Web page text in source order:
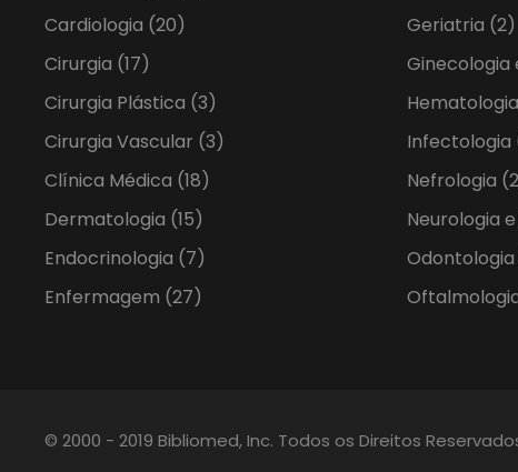
Cardiologia (20)
Cirurgia (17)
Cirurgia Plástica (3)
Cirurgia Vascular (3)
Clínica Médica (18)
Dermatologia (15)
Endocrinologia (7)
Enfermagem (27)
Geriatria (2)
Hematologia
Infectologia
Nefrologia
Neurologia
Odontologia
© 2000 - 2019 Bibliomed, Inc. Todos os Direitos